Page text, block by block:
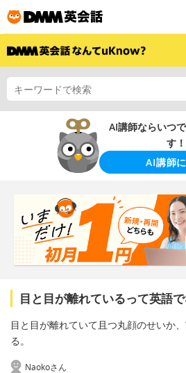
AI講師ならいつ
す！
AI講師
目と目が離れているって英語
目と目が離れていて且つ丸顔のせいか
る。
Naokoさん